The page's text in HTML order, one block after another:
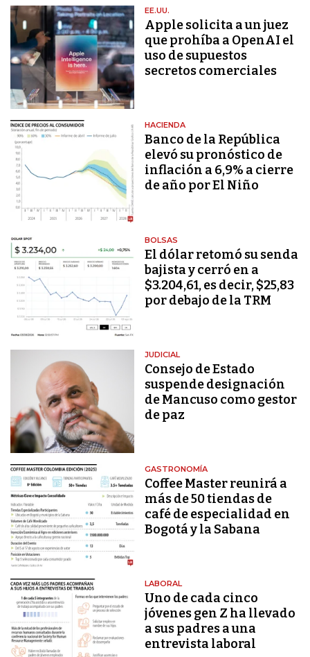
EE.UU.
Apple solicita a un juez
que prohíba a OpenAI el
uso de supuestos
secretos comerciales
HACIENDA
Banco de la República
elevó su pronóstico de
inflación a 6,9% a cierre
de año por El Niño
BOLSAS
El dólar retomó su senda
bajista y cerró en a
$3.204,61, es decir, $25,83
por debajo de la TRM
JUDICIAL
Consejo de Estado
suspende designación
de Mancuso como gestor
de paz
GASTRONOMÍA
Coffee Master reunirá a
más de 50 tiendas de
café de especialidad en
Bogotá y la Sabana
LABORAL
Uno de cada cinco
jóvenes gen Z ha llevado
a sus padres a una
entrevista laboral